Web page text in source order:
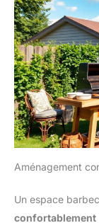
Aménagement
Un espace
confortablement